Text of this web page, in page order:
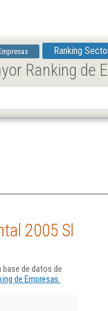
Ranking
Ranking de
2005 Sl
de datos de
de Empresas.